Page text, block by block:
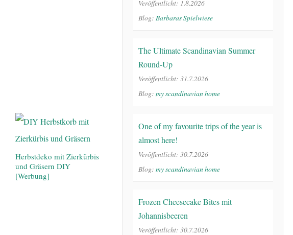
Herbstdeko mit Zierkürbis
und Gräsern DIY
[Werbung]
Veröffentlicht: 1.8.2026
Blog: Barbaras Spielwiese
The Ultimate Scandinavian Summer
Round-Up
Veröffentlicht: 31.7.2026
Blog: my scandinavian home
One of my favourite trips of the year is
almost here!
Veröffentlicht: 30.7.2026
Blog: my scandinavian home
Frozen Cheesecake Bites mit
Johannisbeeren
Veröffentlicht: 30.7.2026